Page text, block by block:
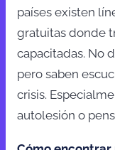
países existen
gratuitas donde
capacitadas. No
pero saben
crisis.
autolesión o